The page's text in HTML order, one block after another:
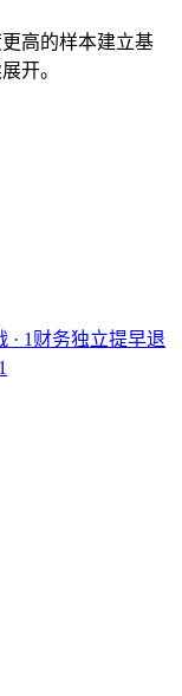
高的样本建立基
开。
· 1 财务独立提早退
1